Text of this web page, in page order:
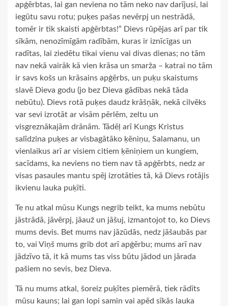
apģērbtas, lai gan neviena no tām neko nav darījusi, lai
iegūtu savu rotu; puķes pašas nevērpj un nestrādā,
tomēr ir tik skaisti apģērbtas!” Dievs rūpējas arī par tik
sīkām, nenozīmīgām radībām, kuras ir iznīcīgas un
radītas, lai ziedētu tikai vienu vai divas dienas; no tām
nav nekā vairāk kā vien krāsa un smarža – katrai no tām
ir savs košs un krāsains apģērbs, un puķu skaistums
slavē Dieva godu (jo bez Dieva gādības nekā tāda
nebūtu). Dievs rotā puķes daudz krāšņāk, nekā cilvēks
var sevi izrotāt ar visām pērlēm, zeltu un
visgreznākajām drānām. Tādēļ arī Kungs Kristus
salīdzina puķes ar visbagātāko ķēniņu, Salamanu, un
vienlaikus arī ar visiem citiem ķēniņiem un kungiem,
sacīdams, ka neviens no tiem nav tā apģērbts, nedz ar
visas pasaules mantu spēj izrotāties tā, kā Dievs rotājis
ikvienu lauka puķīti.
Te nu atkal mūsu Kungs negrib teikt, ka mums nebūtu
jāstrādā, jāvērpj, jāauž un jāšuj, izmantojot to, ko Dievs
mums devis. Bet mums nav jāzūdās, nedz jāšaubās par
to, vai Viņš mums grib dot arī apģērbu; mums arī nav
jādzīvo tā, it kā mums tas viss būtu jādod un jārada
pašiem no sevis, bez Dieva.
Tā nu mums atkal, šoreiz puķītes piemērā, tiek rādīts
mūsu kauns; lai gan lopi samin vai apēd sīkās lauka